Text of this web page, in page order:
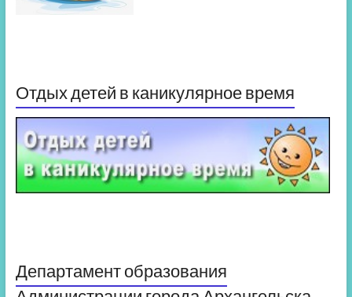
Отдых детей в каникулярное время
Департамент образования